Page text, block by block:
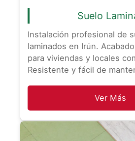
Suelo
Instalación profesional de
laminados en Irún.
para viviendas y locales
Resistente y fácil de
Ver Más